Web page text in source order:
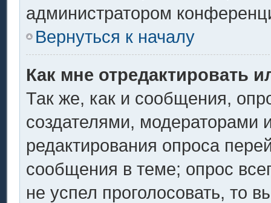
администратором
Вернуться к началу
Как мне отредактировать
Так же, как и сообщения,
создателями, модераторами
редактирования опроса
сообщения в теме; опрос
не успел проголосовать, то